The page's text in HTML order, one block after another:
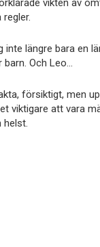
vikten av
inte längre bara en
barn. Och Leo…
försiktigt, men
viktigare att vara
helst.